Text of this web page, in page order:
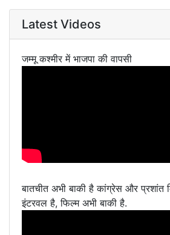
Latest Videos
जम्मू कश्मीर में भाजपा की वापसी
बातचीत अभी बाकी है कांग्रेस और प्रशांत
इंटरवल है, फिल्म अभी बाकी है.